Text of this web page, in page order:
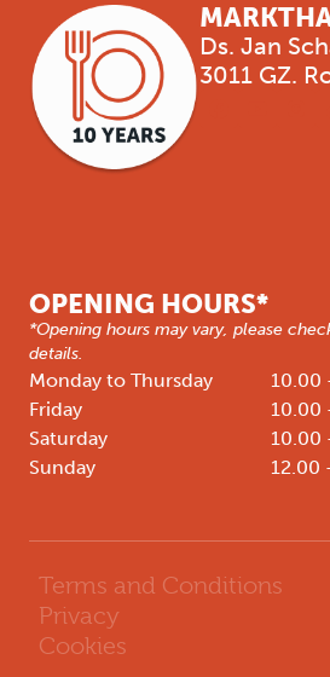
Ds. Jan
3011 GZ.
OPENING HOURS*
*Opening hours may vary, please
details.
Monday to Thursday
10.00
Friday
10.00
Saturday
10.00
Sunday
12.00
Terms and Conditions
Privacy
Cookies